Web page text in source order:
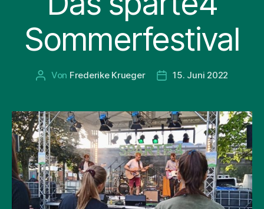
Sommerfestival
Beitragsautor
Von Frederike Krueger Beitragsdatum
15. Juni 2022